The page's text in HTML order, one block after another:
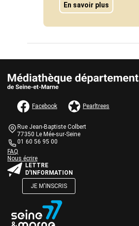
En savoir plus
AUTRES INFORMATIONS ET MENTIONS
Facebook Pearltrees
Bloc
de
texte
Informations de contact
Rue Jean-Baptiste Colbert
77350 Le Mée-sur-Seine
01 60 56 95 00
Bloc
de
texte
Une question ?
FAQ
Nous écrire
Bloc
de
LETTRE
D'INFORMATION
JE M'INSCRIS
texte